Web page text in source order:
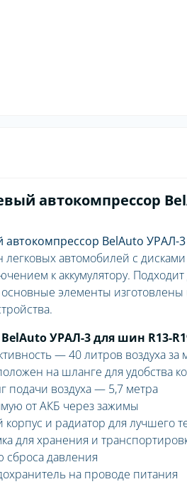
автокомпрессор
BelAuto УРАЛ-3
автомобилей с
к аккумулятору.
элементы
УРАЛ-3 для шин R13-
— 40 литров воздуха за
на шланге для удобства
воздуха — 5,7 метра
от АКБ через зажимы
корпус и радиатор для лучшего
для хранения и
давления
на проводе питания